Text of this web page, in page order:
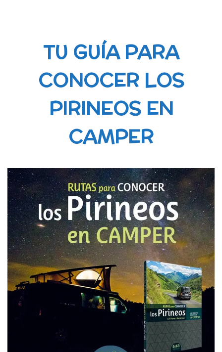
TU GUÍA PARA
CONOCER LOS
PIRINEOS EN
CAMPER